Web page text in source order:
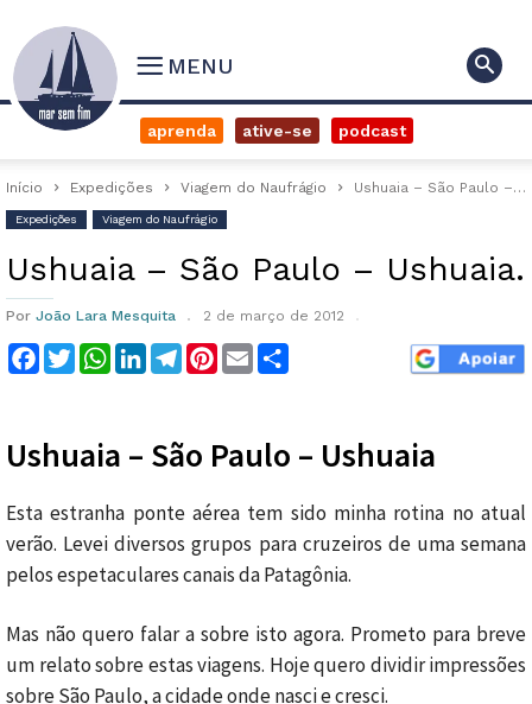
MENU
aprenda ative-se podcast
Início Expedições Viagem do Naufrágio Ushuaia – São Paulo – Ushuaia.
Expedições Viagem do Naufrágio
Ushuaia – São Paulo – Ushuaia.
Por João Lara Mesquita 2 de março de 2012
Facebook
TwitterWhatsApp
LinkedInTelegram
Pinterest
Email
Ushuaia – São Paulo – Ushuaia
Esta estranha ponte aérea tem sido minha rotina no atual
verão. Levei diversos grupos para cruzeiros de uma semana
pelos espetaculares canais da Patagônia.
Mas não quero falar a sobre isto agora. Prometo para breve
um relato sobre estas viagens. Hoje quero dividir impressões
sobre São Paulo, a cidade onde nasci e cresci.